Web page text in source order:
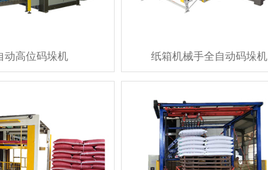
动高位码垛机 纸箱机械手全自动码垛机